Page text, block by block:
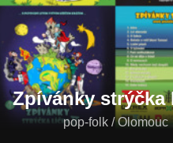
Zpívánky strýčka
pop-folk / Olomouc